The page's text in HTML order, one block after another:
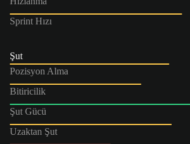
Sprint Hızı
Şut
Pozisyon Alma
Bitiricilik
Şut Gücü
Uzaktan Şut